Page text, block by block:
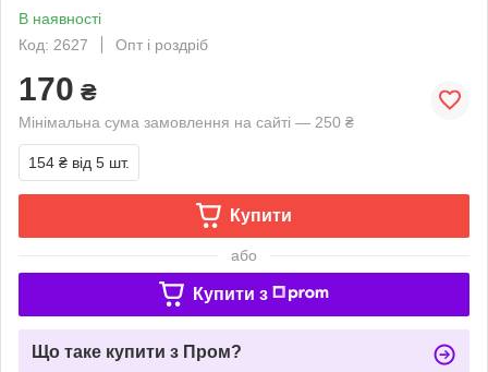
В наявності
Код: 2627
Опт і роздріб
170 ₴
Мінімальна сума замовлення на сайті — 250 ₴
154 ₴ від 5 шт.
Купити
або
Купити з
Що таке купити з Пром?